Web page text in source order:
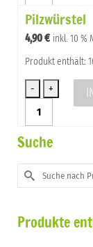
Pilzwürstel
4,90€ inkl. 10 %
Produkt enthält:
Menge
Suche
Suche
nach:
Produkte